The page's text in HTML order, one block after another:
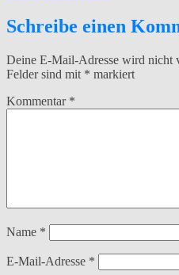
Schreibe einen
Deine E-Mail-Adresse wird nicht
Felder sind mit * markiert
Kommentar *
Name *
E-Mail-Adresse *